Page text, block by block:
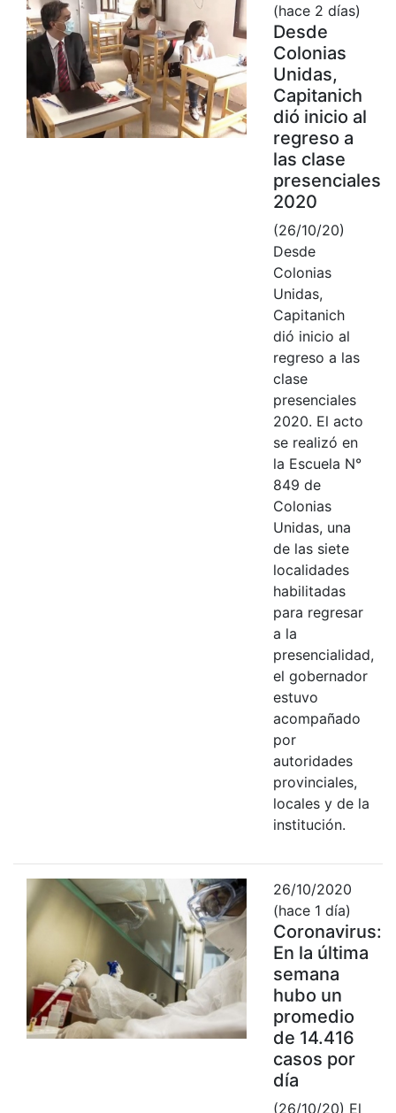
(hace 2 días)
Desde
Colonias
Unidas,
Capitanich
dió inicio al
regreso a
las clase
presenciales
2020
(26/10/20)
Desde
Colonias
Unidas,
Capitanich
dió inicio al
regreso a las
clase
presenciales
2020. El acto
se realizó en
la Escuela N°
849 de
Colonias
Unidas, una
de las siete
localidades
habilitadas
para regresar
a la
presencialidad,
el gobernador
estuvo
acompañado
por
autoridades
provinciales,
locales y de la
institución.
26/10/2020
(hace 1 día)
Coronavirus:
En la última
semana
hubo un
promedio
de 14.416
casos por
día
(26/10/20) El